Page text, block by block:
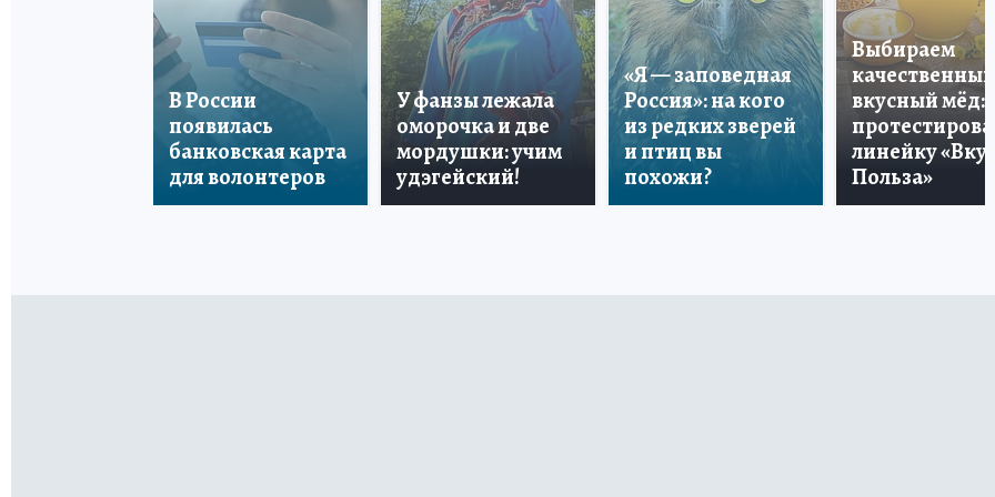
В России
появилась
банковская карта
для волонтеров
У фанзы лежала
оморочка и две
мордушки: учим
удэгейский!
«Я — заповедная
Россия»: на кого
из редких зверей
и птиц вы
похожи?
Выбираем
качественный
вкусный мёд:
линейку «Вкус
Польза»